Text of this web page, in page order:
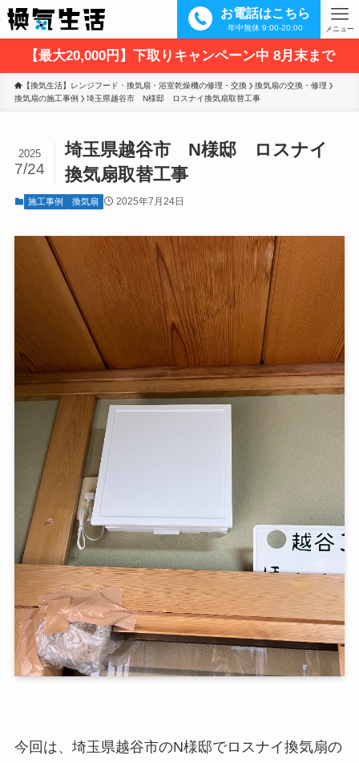
お電話はこちら
年中無休 9:00-20:00 メニュー
【最大20,000円】下取りキャンペーン中 8月末まで
【換気生活】レンジフード・換気扇・浴室乾燥機の修理・交換
換気扇の交換・修理
換気扇の施工事例
埼玉県越谷市　N様邸　ロスナイ換気扇取替工事
埼玉県越谷市 N様邸 ロスナイ
換気扇取替工事
2025
7/24
施工事例 換気扇 2025年7月24日
今回は、埼玉県越谷市のN様邸でロスナイ換気扇の